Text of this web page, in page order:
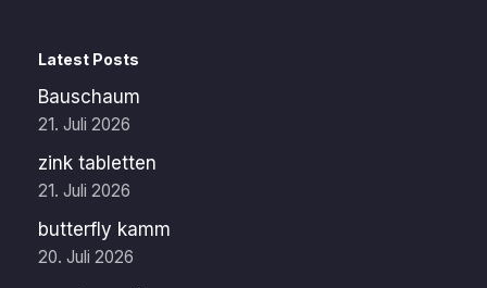
Latest Posts
Bauschaum
21. Juli 2026
zink tabletten
21. Juli 2026
butterfly kamm
20. Juli 2026